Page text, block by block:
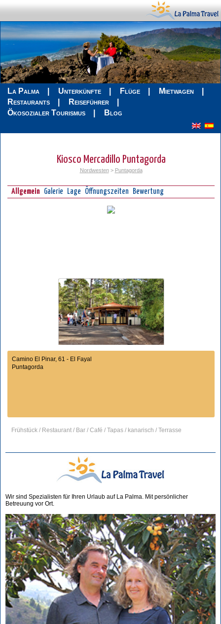
La Palma Unterkünfte Flüge
Mietwagen
Restaurants
Reiseführer
Ökosozialer Tourismus
Blog
Kiosco Mercadillo Puntagorda
Nordwesten> Puntagorda
Allgemein Galerie Lage Öffnungszeiten Bewertung
Camino El Pinar, 61 - El Fayal
Puntagorda
Frühstück / Restaurant / Bar / Café / Tapas / kanarisch / Terrasse
Wir sind Spezialisten für Ihren Urlaub auf La Palma. Mit persönlicher
Betreuung vor Ort.